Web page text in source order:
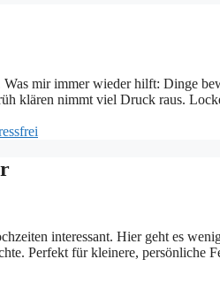
mir immer wieder hilft: Dinge
klären nimmt viel Druck raus.
interessant. Hier geht es
Perfekt für kleinere,